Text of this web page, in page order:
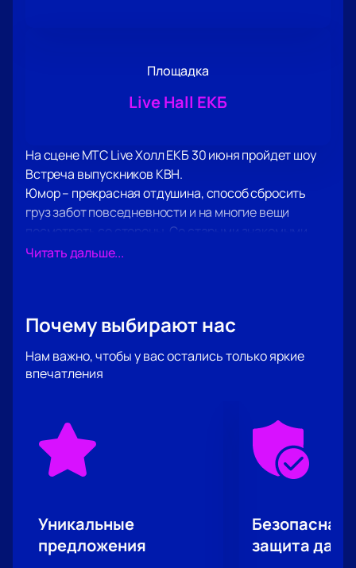
Площадка
Live Hall ЕКБ
На сцене МТС Live Холл ЕКБ 30 июня пройдет шоу
Встреча выпускников КВН.
Юмор – прекрасная отдушина, способ сбросить
груз забот повседневности и на многие вещи
посмотреть со стороны. Со старыми знакомыми
участниками этого шоу и начинающими
которых буквально взрывает зал, шутки которых
В героях на сцене вы непременно узнаете своих
друзей, знакомых и возможно даже себя!
Читать дальше...
Почему выбирают нас
Нам важно, чтобы у вас остались только яркие
впечатления
Уникальные
предложения
Безопасная
защита